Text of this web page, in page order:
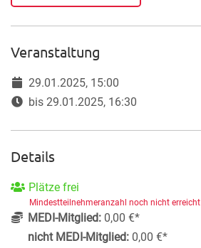
Veranstaltung
29.01.2025, 15:00
bis 29.01.2025, 16:30
Details
Plätze frei
Mindestteilnehmeranzahl noch nicht erreicht
MEDI-Mitglied: 0,00 €*
nicht MEDI-Mitglied: 0,00 €*